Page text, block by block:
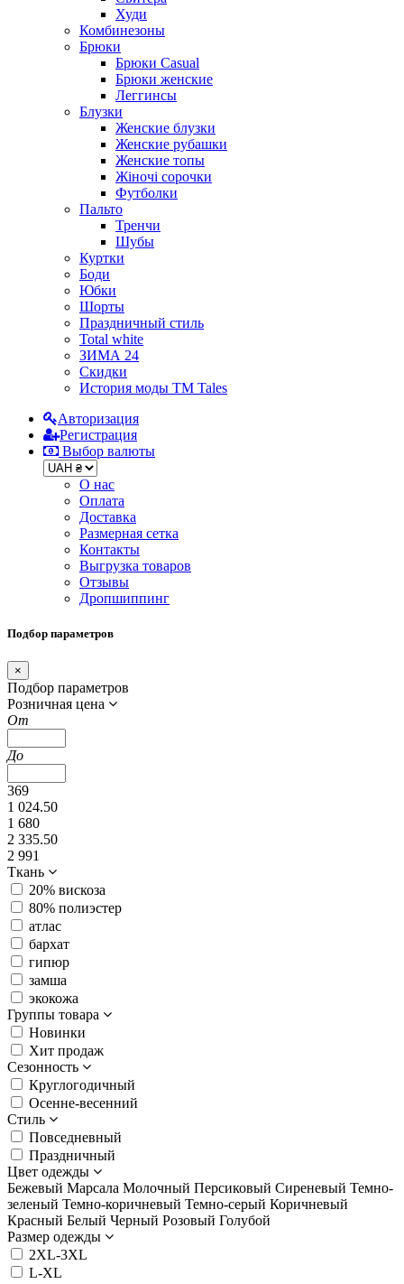
Худи
Комбинезоны
Брюки
Брюки Casual
Брюки женские
Леггинсы
Блузки
Женские блузки
Женские рубашки
Женские топы
Жіночі сорочки
Футболки
Пальто
Тренчи
Шубы
Куртки
Боди
Юбки
Шорты
Праздничный стиль
Total white
ЗИМА 24
Скидки
История моды ТМ Tales
Авторизация
Регистрация
Выбор валюты
О нас
Оплата
Доставка
Размерная сетка
Контакты
Выгрузка товаров
Отзывы
Дропшиппинг
Подбор параметров
×
Подбор параметров
Розничная цена
От
До
369
1 024.50
1 680
2 335.50
2 991
Ткань
20% вискоза
80% полиэстер
атлас
бархат
гипюр
замша
экокожа
Группы товара
Новинки
Хит продаж
Сезонность
Круглогодичный
Осенне-весенний
Стиль
Повседневный
Праздничный
Цвет одежды
Бежевый Марсала Молочный Персиковый Сиреневый Темно-
зеленый Темно-коричневый Темно-серый Коричневый
Красный Белый Черный Розовый Голубой
Размер одежды
2XL-3XL
L-XL